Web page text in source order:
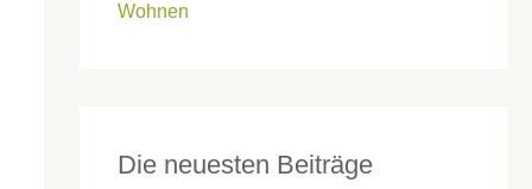
Wohnen
Die neuesten Beiträge